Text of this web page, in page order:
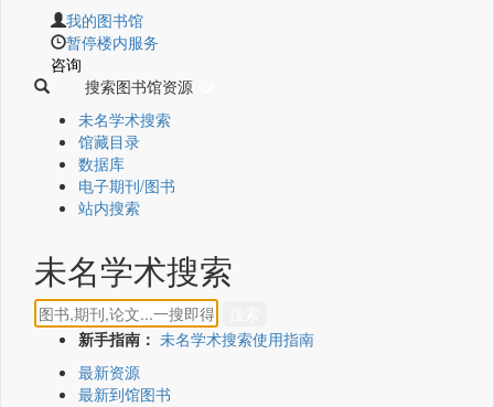
我的图书馆
暂停楼内服务
咨询
搜索图书馆资源
未名学术搜索
馆藏目录
数据库
电子期刊/图书
站内搜索
未名学术搜索
新手指南： 未名学术搜索使用指南
最新资源
最新到馆图书